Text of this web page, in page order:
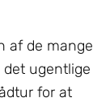
af de mange
ugentlige
for at